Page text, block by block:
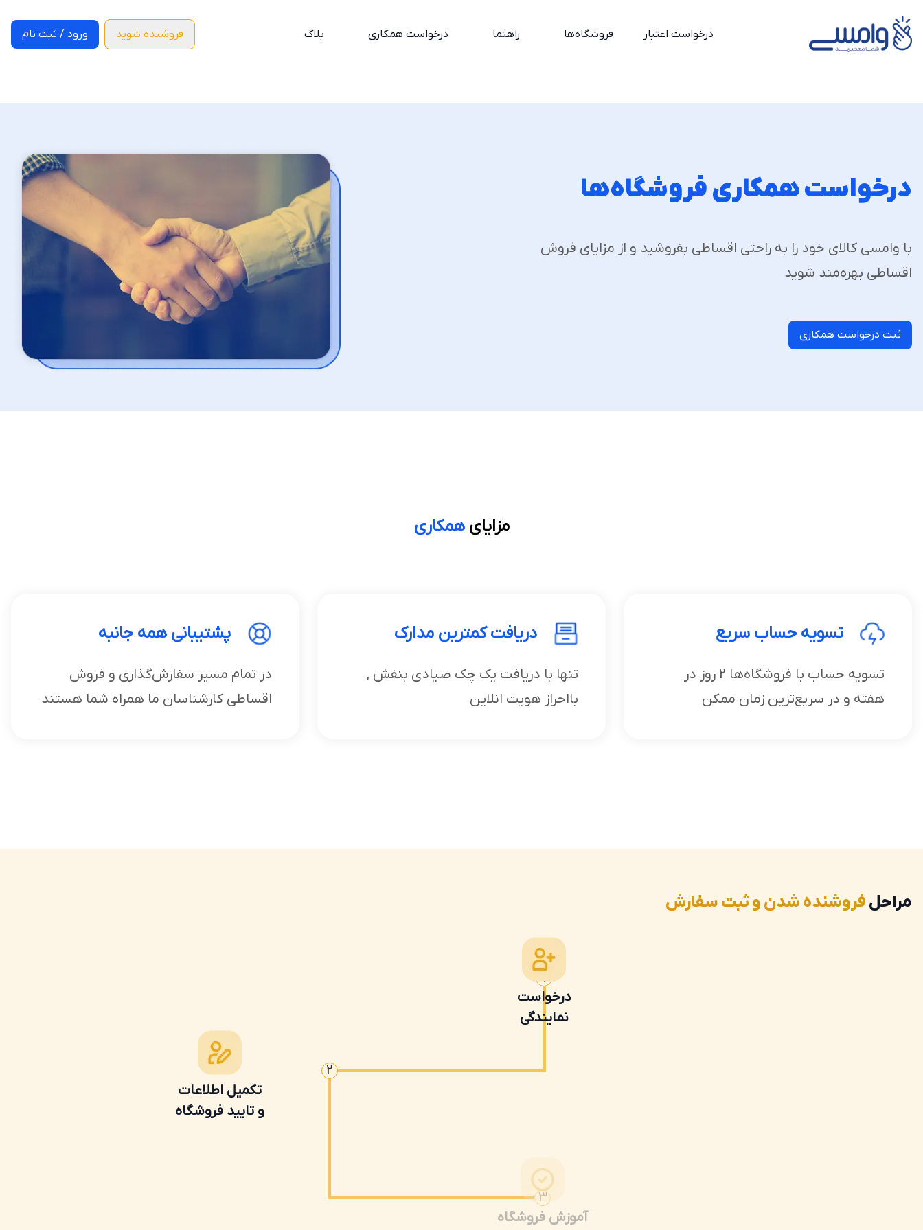
درخواست اعتبار فروشگاه‌ها راهنما درخواست همکاری بلاگ فروشنده شوید ورود / ثبت نام
درخواست همکاری فروشگاه‌ها
با وامسی کالای خود را به راحتی اقساطی بفروشید و از مزایای فروش
اقساطی بهره‌مند شوید
ثبت درخواست همکاری
مزایای همکاری
تسویه حساب سریع
تسویه حساب با فروشگاه‌ها 2 روز در
هفته و در سریع‌ترین زمان ممکن
دریافت کمترین مدارک
تنها با دریافت یک چک صیادی بنفش ,
بااحراز هویت انلاین
پشتیبانی همه جانبه
در تمام مسیر سفارش‌گذاری و فروش
اقساطی کارشناسان ما همراه شما هستند
مراحلفروشنده شدن و ثبت سفارش
درخواست
نمایندگی
1
2
تکمیل اطلاعات
و تایید فروشگاه
3
آموزش فروشگاه